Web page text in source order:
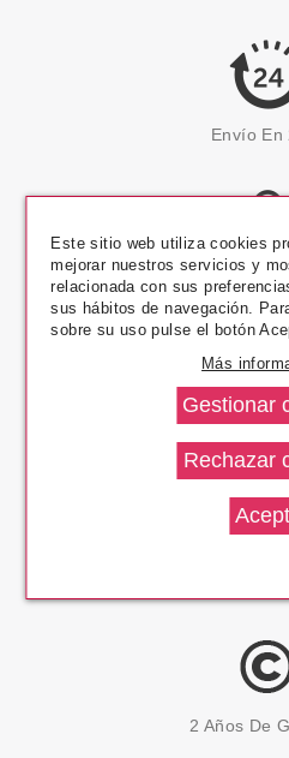
Envío En
Pago
14 Días
2 Años De
Este sitio web utiliza cookies
mejorar nuestros servicios y
relacionada con sus
sus hábitos de navegación.
sobre su uso pulse el botón
Más